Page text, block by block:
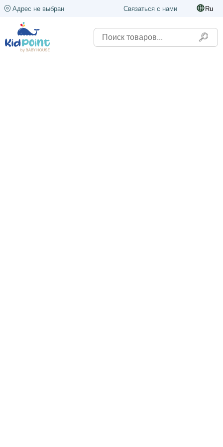
Адрес не выбран Связаться с нами Ru